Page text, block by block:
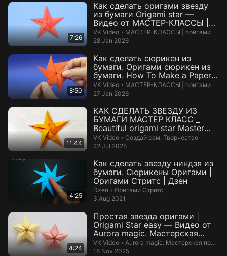
7:26
Как сделать оригами звезду
из бумаги Origami star —
Видео от МАСТЕР-КЛАССЫ |
оригами
VK Video › МАСТЕР-КЛАССЫ | оригами.
МАСТЕР-КЛАССЫ | оригами
28 Jan 2026
8:50
Как сделать сюрикен из
бумаги. Оригами сюрикен из
бумаги. How To Make a Paper
Ninja S...
VK Video › МАСТЕР-КЛАССЫ | оригами.
МАСТЕР-КЛАССЫ | оригами
27 Jan 2026
11:44
КАК СДЕЛАТЬ ЗВЕЗДУ ИЗ
БУМАГИ МАСТЕР КЛАСС _
Beautiful origami star Master
Class — Вид...
VK Video › Создай сам. Творчество.
Создай сам. Творчество
22 Jul 2025
4:25
Как сделать звезду ниндзя из
бумаги. Сюрикены Оригами |
Оригами Стритс | Дзен
Dzen › Оригами Стритс.
Оригами Стритс
3 Aug 2021
4:24
Простая звезда оригами |
Origami Star easy — Видео от
Aurora magic. Мастерская
подело...
VK Video › Aurora magic. Мастерская
Aurora magic. Мастерская поделок, видеоуроки
18 Nov 2025